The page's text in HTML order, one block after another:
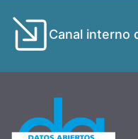
Canal interno